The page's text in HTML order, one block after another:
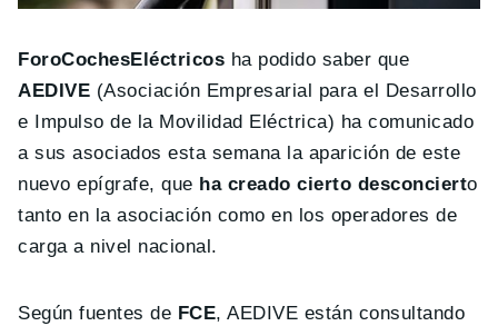
ForoCochesEléctricos ha podido saber que
AEDIVE (Asociación Empresarial para el Desarrollo
e Impulso de la Movilidad Eléctrica) ha comunicado
a sus asociados esta semana la aparición de este
nuevo epígrafe, que ha creado cierto desconcierto
tanto en la asociación como en los operadores de
carga a nivel nacional.
Según fuentes de FCE, AEDIVE están consultando